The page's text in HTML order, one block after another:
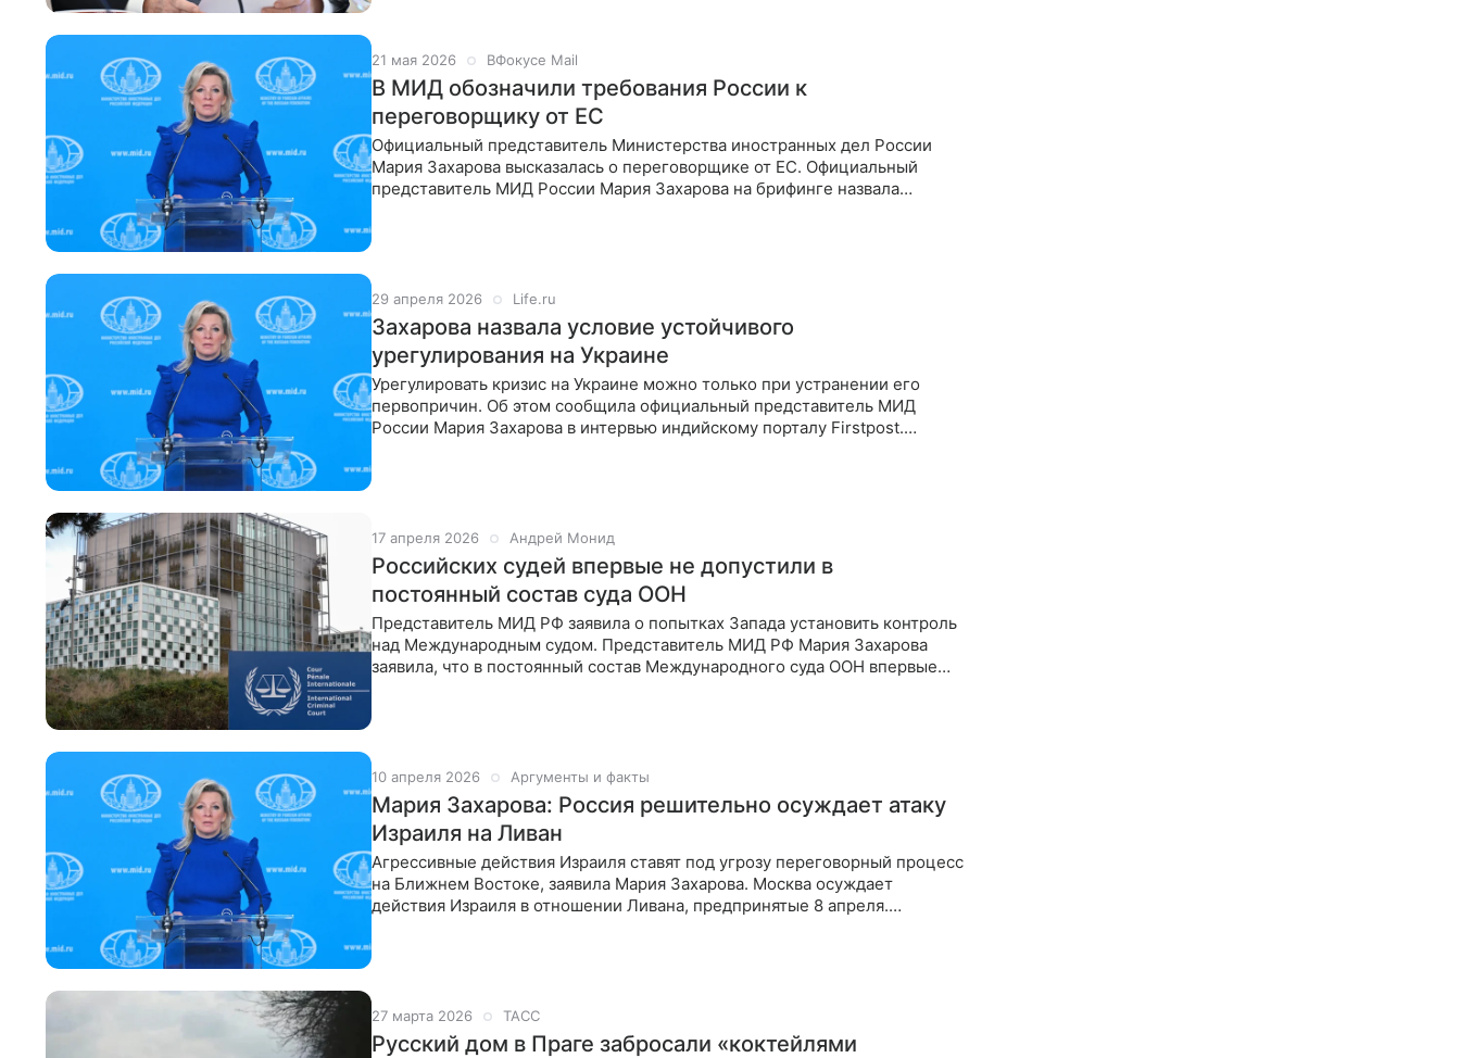
21 мая 2026 ВФокусе Mail
В МИД обозначили требования России к
переговорщику от ЕС
Официальный представитель Министерства иностранных дел России
Мария Захарова высказалась о переговорщике от ЕС. Официальный
представитель МИД России Мария Захарова на брифинге назвала
29 апреля 2026 Life.ru
Захарова назвала условие устойчивого
урегулирования на Украине
Урегулировать кризис на Украине можно только при устранении его
первопричин. Об этом сообщила официальный представитель МИД
России Мария Захарова в интервью индийскому порталу Firstpost.
17 апреля 2026 Андрей Монид
Российских судей впервые не допустили в
постоянный состав суда ООН
Представитель МИД РФ заявила о попытках Запада установить контроль
над Международным судом. Представитель МИД РФ Мария Захарова
заявила, что в постоянный состав Международного суда ООН впервые
10 апреля 2026 Аргументы и факты
Мария Захарова: Россия решительно осуждает атаку
Израиля на Ливан
Агрессивные действия Израиля ставят под угрозу переговорный процесс
на Ближнем Востоке, заявила Мария Захарова. Москва осуждает
действия Израиля в отношении Ливана, предпринятые 8 апреля.
27 марта 2026 ТАСС
Русский дом в Праге забросали «коктейлями